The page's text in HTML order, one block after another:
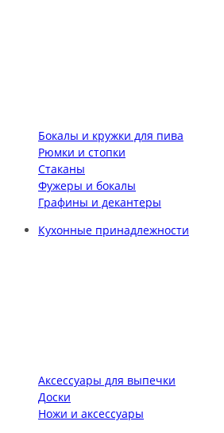
Бокалы и кружки для пива
Рюмки и стопки
Стаканы
Фужеры и бокалы
Графины и декантеры
Кухонные принадлежности
Аксессуары для выпечки
Доски
Ножи и аксессуары